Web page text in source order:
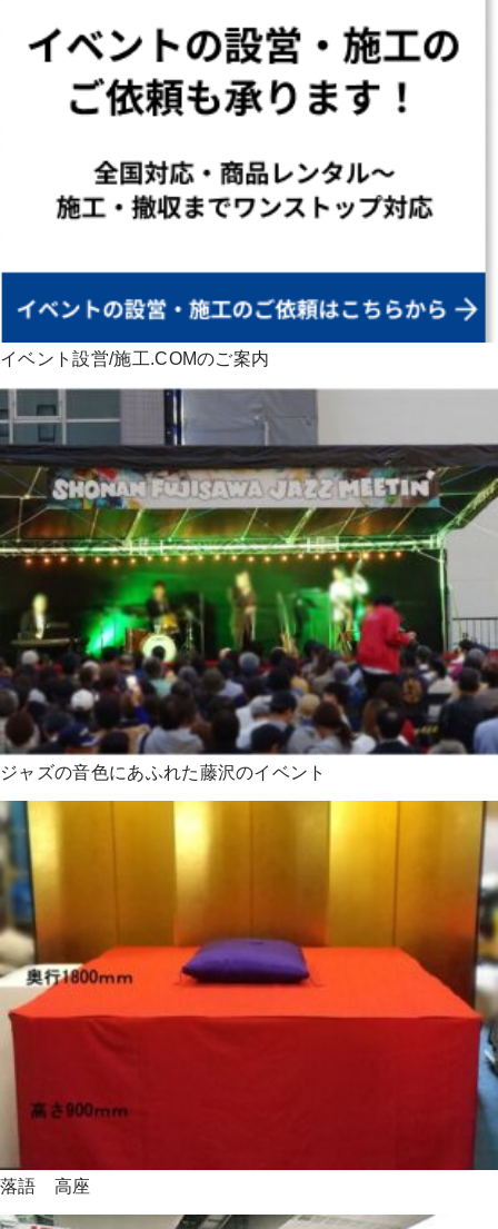
イベント設営/施工.COMのご案内
ジャズの音色にあふれた藤沢のイベント
落語 高座